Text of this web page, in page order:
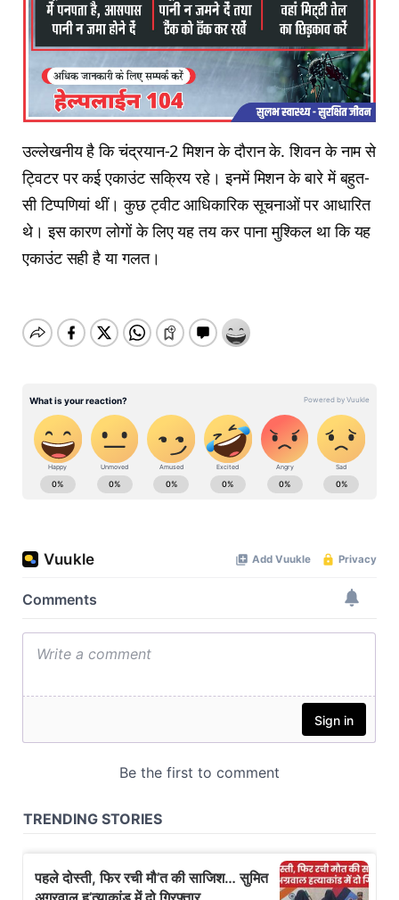
उल्लेखनीय है कि चंद्रयान-2 मिशन के दौरान के. शिवन के नाम से
ट्विटर पर कई एकाउंट सक्रिय रहे। इनमें मिशन के बारे में बहुत-
सी टिप्पणियां थीं। कुछ ट्वीट आधिकारिक सूचनाओं पर आधारित
थे। इस कारण लोगों के लिए यह तय कर पाना मुश्किल था कि यह
एकाउंट सही है या गलत।